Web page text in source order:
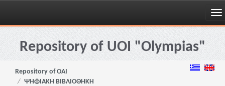
Skip
navigationRepository of UOI "Olympias"
Repository of OAI
ΨΗΦΙΑΚΗ ΒΙΒΛΙΟΘΗΚΗ